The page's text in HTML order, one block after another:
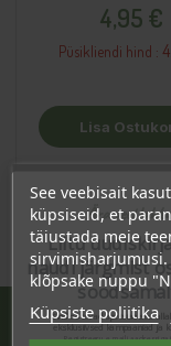
4,95 €
Püsikliendi hind :
Lisa
See veebisait
küpsiseid, et
täiustada meie
sirvimisharjumusi.
klõpsake nuppu
Küpsiste poliitika
Ära veel
Liitu
naudi järgmist
Sind ootavad spetsiaalsed
eksklusiivsed kampaaniad ja
Registreeru e-maili aadressiga